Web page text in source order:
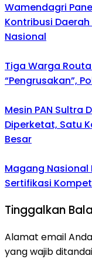
Wamendagri
Kontribusi
Nasional
Tiga Warga
“Pengrusakan”,
Mesin PAN Sultra
Diperketat, Satu
Besar
Magang Nasional
Sertifikasi
Tinggalkan
Alamat email
yang wajib ditandai